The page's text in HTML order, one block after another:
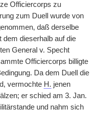
Officiercorps zu
zum Duell wurde von
daß derselbe
dem dieserhalb auf die
General v. Specht
Officiercorps billigte
Da dem Duell
die
vermochte H. jenen
er schied am 3. Jan.
und nahm sich